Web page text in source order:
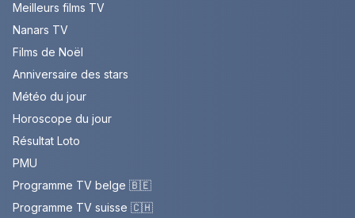
Meilleurs films TV
Nanars TV
Films de Noël
Anniversaire des stars
Météo du jour
Horoscope du jour
Résultat Loto
PMU
Programme TV belge 🇧🇪
Programme TV suisse 🇨🇭